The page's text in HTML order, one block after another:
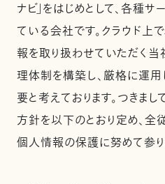
ナビ」をはじめとして、各種
ている会社です。クラウド上
報を取り扱わせていただく当
理体制を構築し、厳格に運用
要と考えております。つきま
方針を以下のとおり定め、全
個人情報の保護に努めて参り